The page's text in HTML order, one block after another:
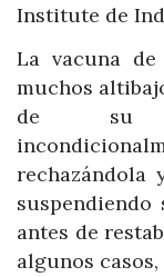
Institute de
La vacuna de
muchos
de su
rechazándola
antes de
algunos